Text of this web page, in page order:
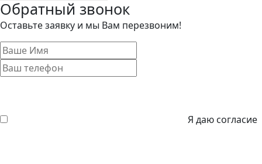
Обратный звонок
Оставьте заявку и мы Вам перезвоним!
Я даю согласие